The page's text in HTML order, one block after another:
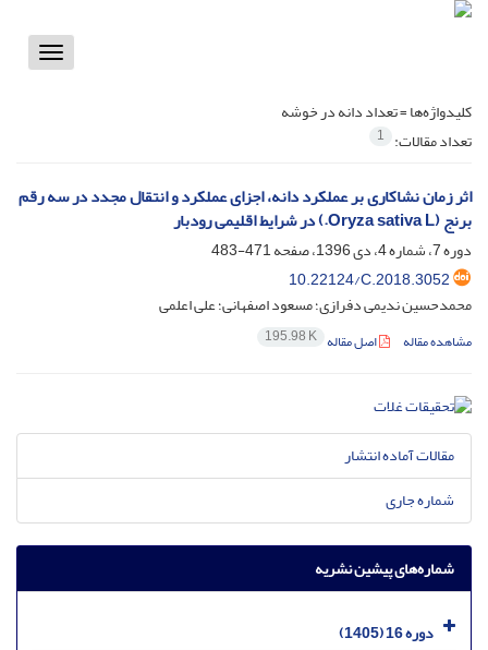
Toggle
کلیدواژه‌ها =تعداد دانه در خوشه
تعداد مقالات: 1
اثر زمان نشاکاری بر عملکرد دانه، اجزای عملکرد و انتقال مجدد در سه رقم
برنج (Oryza sativa L.) در شرایط اقلیمی رودبار
دوره 7، شماره 4، دی 1396، صفحه
471-483
10.22124/C.2018.3052
محمدحسین ندیمی دفرازی؛ مسعود اصفهانی؛ علی اعلمی
مشاهده مقاله اصل مقاله 195.98 K
مقالات آماده انتشار
شماره جاری
شماره‌های پیشین نشریه
دوره 16 (1405)